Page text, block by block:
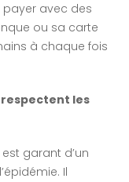
payer avec des
ou sa carte
à chaque fois
les
garant d’un
Il